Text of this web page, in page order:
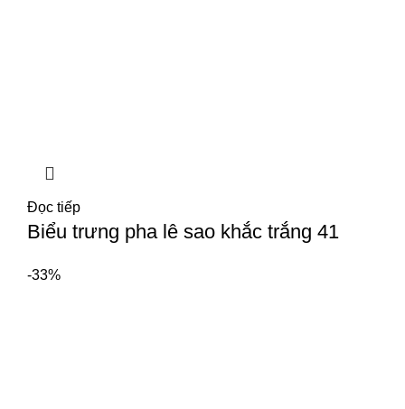
Đọc tiếp
Biểu trưng pha lê sao khắc trắng 41
-33%